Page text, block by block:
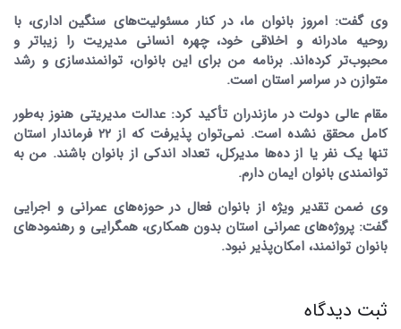
وی گفت: امروز بانوان ما، در کنار مسئولیت‌های سنگین اداری، با
روحیه مادرانه و اخلاقی خود، چهره انسانی مدیریت را زیباتر و
محبوب‌تر کرده‌اند. برنامه من برای این بانوان، توانمندسازی و رشد
متوازن در سراسر استان است.
مقام عالی دولت در مازندران تأکید کرد: عدالت مدیریتی هنوز به‌طور
کامل محقق نشده است. نمی‌توان پذیرفت که از ۲۲ فرماندار استان
تنها یک نفر یا از ده‌ها مدیرکل، تعداد اندکی از بانوان باشند. من به
توانمندی بانوان ایمان دارم.
وی ضمن تقدیر ویژه از بانوان فعال در حوزه‌های عمرانی و اجرایی
گفت: پروژه‌های عمرانی استان بدون همکاری، همگرایی و رهنمودهای
بانوان توانمند، امکان‌پذیر نبود.
ثبت دیدگاه